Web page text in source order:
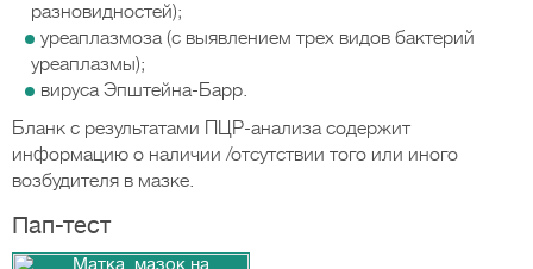
разновидностей);
уреаплазмоза (с выявлением трех видов бактерий
уреаплазмы);
вируса Эпштейна-Барр.
Бланк с результатами ПЦР-анализа содержит
информацию о наличии /отсутствии того или иного
возбудителя в мазке.
Пап-тест